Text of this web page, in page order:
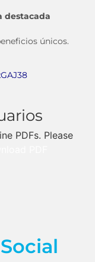
destacada
únicos.
PDFs. Please